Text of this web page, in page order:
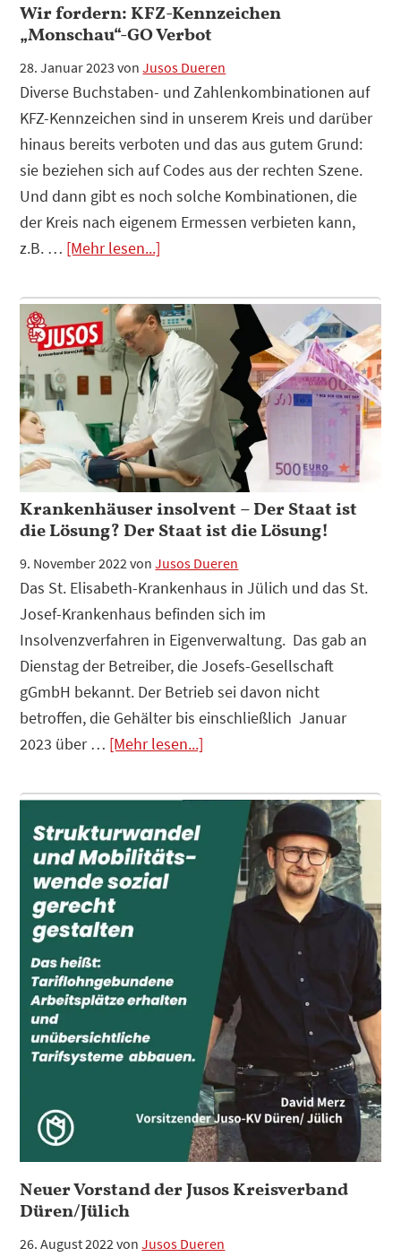
Wir fordern: KFZ-Kennzeichen
„Monschau“-GO Verbot
28. Januar 2023 vonJusos Dueren
Diverse Buchstaben- und Zahlenkombinationen auf
KFZ-Kennzeichen sind in unserem Kreis und darüber
hinaus bereits verboten und das aus gutem Grund:
sie beziehen sich auf Codes aus der rechten Szene.
Und dann gibt es noch solche Kombinationen, die
der Kreis nach eigenem Ermessen verbieten kann,
z.B. … [Mehr lesen...]
Plugin
Wir
fordern:
KFZ-
Kennzeichen
„Monschau“-
GO
Verbot
Krankenhäuser insolvent – Der Staat ist
die Lösung? Der Staat ist die Lösung!
9. November 2022vonJusos Dueren
Das St. Elisabeth-Krankenhaus in Jülich und das St.
Josef-Krankenhaus befinden sich im
Insolvenzverfahren in Eigenverwaltung. Das gab an
Dienstag der Betreiber, die Josefs-Gesellschaft
gGmbH bekannt. Der Betrieb sei davon nicht
betroffen, die Gehälter bis einschließlich Januar
2023 über … [Mehr lesen...]
Plugin
Krankenhäuser
insolvent
Staat
die
Lösung?
Der
Staat
ist
die
Lösung!
Neuer Vorstand der Jusos Kreisverband
Düren/Jülich
26. August 2022 vonJusos Dueren